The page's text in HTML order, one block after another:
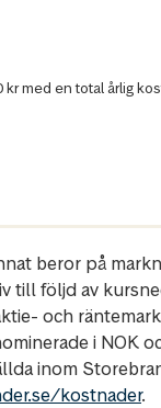
med en total årlig
beror på
följd av
och
i NOK
inom
kostnader.